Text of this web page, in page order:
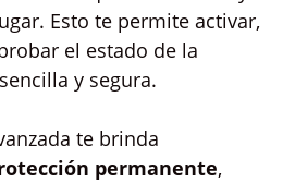
Esto te permite activar,
el estado de la
y segura.
te brinda
permanente,